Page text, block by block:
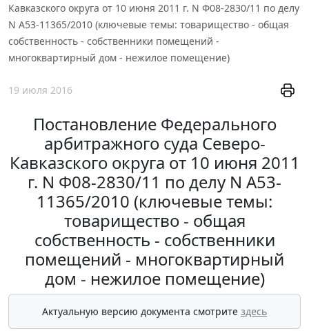
Кавказского округа от 10 июня 2011 г. N Ф08-2830/11 по делу
N А53-11365/2010 (ключевые темы: товарищество - общая
собственность - собственники помещений -
многоквартирный дом - нежилое помещение)
19 июля 2016
Постановление Федерального
арбитражного суда Северо-
Кавказского округа от 10 июня 2011
г. N Ф08-2830/11 по делу N А53-
11365/2010 (ключевые темы:
товарищество - общая
собственность - собственники
помещений - многоквартирный
дом - нежилое помещение)
Актуальную версию документа смотрите здесь